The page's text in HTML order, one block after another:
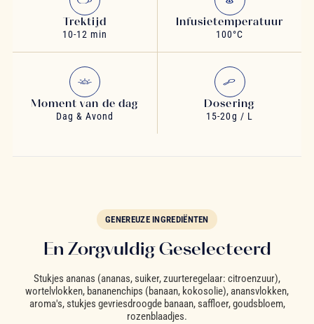
Trektijd
10-12 min
Infusietemperatuur
100°C
Moment van de dag
Dag & Avond
Dosering
15-20g / L
GENEREUZE INGREDIËNTEN
En Zorgvuldig Geselecteerd
Stukjes ananas (ananas, suiker, zuurteregelaar: citroenzuur),
wortelvlokken, bananenchips (banaan, kokosolie), anansvlokken,
aroma's, stukjes gevriesdroogde banaan, saffloer, goudsbloem,
rozenblaadjes.